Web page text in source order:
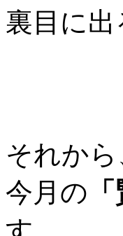
裏目に
それか
今月の
す。